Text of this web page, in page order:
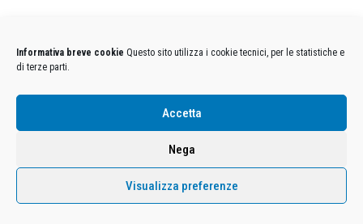
Informativa breve cookie Questo sito utilizza i cookie tecnici, per le statistiche e
di terze parti.
Accetta
Nega
Visualizza preferenze